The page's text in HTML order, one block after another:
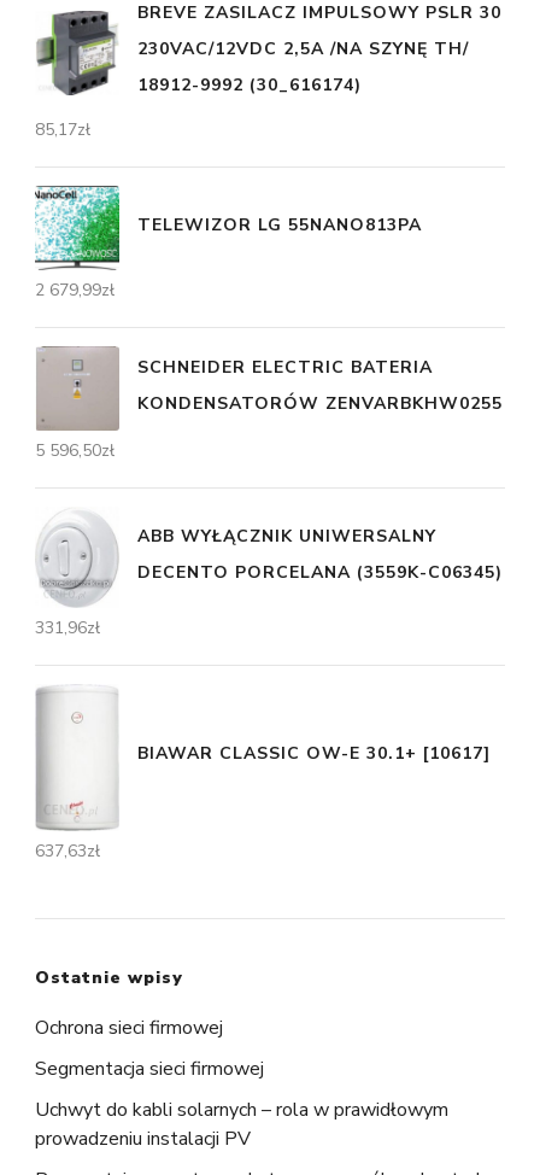
BREVE ZASILACZ IMPULSOWY PSLR 30
230VAC/12VDC 2,5A /NA SZYNĘ TH/
18912-9992 (30_616174)
85,17zł
TELEWIZOR LG 55NANO813PA
2 679,99zł
SCHNEIDER ELECTRIC BATERIA
KONDENSATORÓW ZENVARBKHW0255
5 596,50zł
ABB WYŁĄCZNIK UNIWERSALNY
DECENTO PORCELANA (3559K-C06345)
331,96zł
BIAWAR CLASSIC OW-E 30.1+ [10617]
637,63zł
Ostatnie wpisy
Ochrona sieci firmowej
Segmentacja sieci firmowej
Uchwyt do kabli solarnych – rola w prawidłowym
prowadzeniu instalacji PV